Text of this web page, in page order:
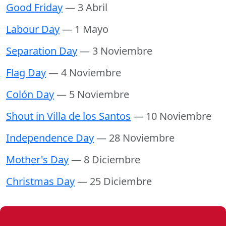
Good Friday— 3 Abril
Labour Day— 1 Mayo
Separation Day— 3 Noviembre
Flag Day— 4 Noviembre
Colón Day— 5 Noviembre
Shout in Villa de los Santos — 10 Noviembre
Independence Day— 28 Noviembre
Mother's Day— 8 Diciembre
Christmas Day— 25 Diciembre